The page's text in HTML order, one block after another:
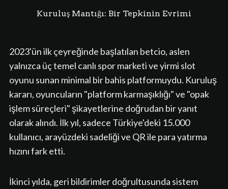
Kuruluş Mantığı: Bir Tepkinin Evrimi
2023'ün ilk çeyreğinde başlatılan betcio, aslen
yalnızca üç temel canlı spor marketi ve yirmi slot
oyunu sunan minimal bir bahis platformuydu. Kuruluş
kararı, oyuncuların "platform karmaşıklığı" ve "opak
işlem süreçleri" şikayetlerine doğrudan bir yanıt
olarak alındı. İlk yıl, sadece Türkiye'deki 15.000
kullanıcı, arayüzdeki sadeliği ve QR ile para yatırma
hızını fark etti.
İkinci yılda, geri bildirimler doğrultusunda sistem